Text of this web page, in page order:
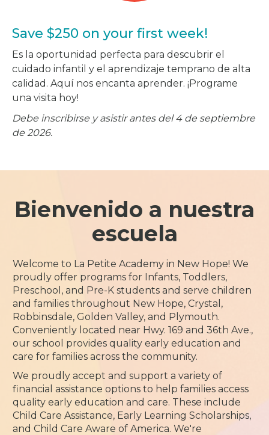
Save $250 on your first week!
Es la oportunidad perfecta para descubrir el
cuidado infantil y el aprendizaje temprano de alta
calidad. Aquí nos encanta aprender. ¡Programe
una visita hoy!
Debe inscribirse y asistir antes del 4 de septiembre
de 2026.
Bienvenido a nuestra
escuela
Welcome to La Petite Academy in New Hope! We
proudly offer programs for Infants, Toddlers,
Preschool, and Pre-K students and serve children
and families throughout New Hope, Crystal,
Robbinsdale, Golden Valley, and Plymouth.
Conveniently located near Hwy. 169 and 36th Ave.,
our school provides quality early education and
care for families across the community.
We proudly accept and support a variety of
financial assistance options to help families access
quality early education and care. These include
Child Care Assistance, Early Learning Scholarships,
and Child Care Aware of America. We're